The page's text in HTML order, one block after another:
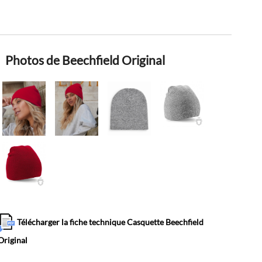
Photos de Beechfield Original
Télécharger la fiche technique Casquette Beechfield